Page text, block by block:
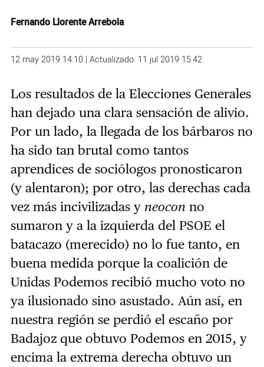
Fernando Llorente Arrebola
12 may 2019 14:10 | Actualizado: 11 jul 2019 15:42
Los resultados de la Elecciones Generales
han dejado una clara sensación de alivio.
Por un lado, la llegada de los bárbaros no
ha sido tan brutal como tantos
aprendices de sociólogos pronosticaron
(y alentaron); por otro, las derechas cada
vez más incivilizadas y neocon no
sumaron y a la izquierda del PSOE el
batacazo (merecido) no lo fue tanto, en
buena medida porque la coalición de
Unidas Podemos recibió mucho voto no
ya ilusionado sino asustado. Aún así, en
nuestra región se perdió el escaño por
Badajoz que obtuvo Podemos en 2015, y
encima la extrema derecha obtuvo un